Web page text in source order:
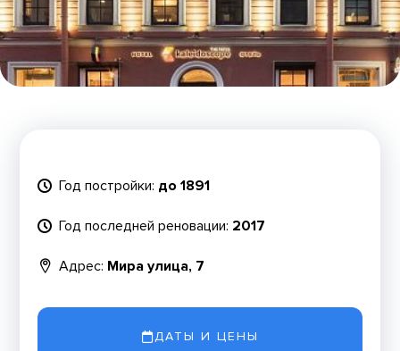
Год постройки: до 1891
Год последней реновации: 2017
Адрес: Мира улица, 7
ДАТЫ И ЦЕНЫ